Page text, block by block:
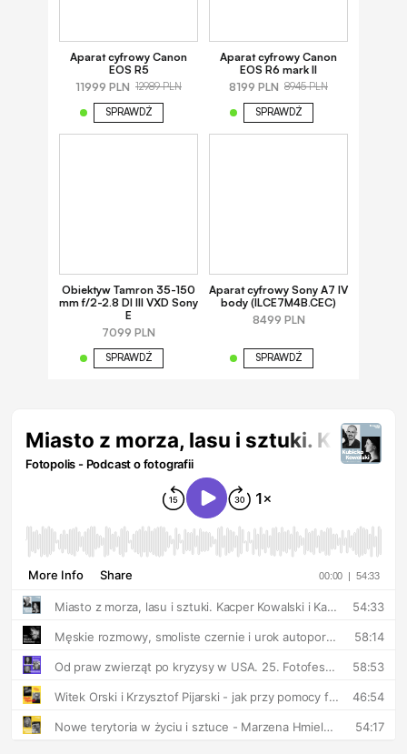
Aparat cyfrowy Canon
EOS R5
11999 PLN 12989 PLN
SPRAWDŹ
Aparat cyfrowy Canon
EOS R6 mark II
8199 PLN 8945 PLN
SPRAWDŹ
Obiektyw Tamron 35-150
mm f/2-2.8 DI III VXD Sony
E
7099 PLN
SPRAWDŹ
Aparat cyfrowy Sony A7 IV
body (ILCE7M4B.CEC)
8499 PLN
SPRAWDŹ